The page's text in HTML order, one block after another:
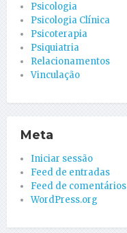
Psicologia
Psicologia Clínica
Psicoterapia
Psiquiatria
Relacionamentos
Vinculação
Meta
Iniciar sessão
Feed de entradas
Feed de comentários
WordPress.org